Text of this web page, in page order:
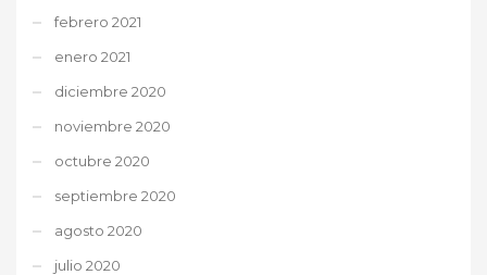
febrero 2021
enero 2021
diciembre 2020
noviembre 2020
octubre 2020
septiembre 2020
agosto 2020
julio 2020